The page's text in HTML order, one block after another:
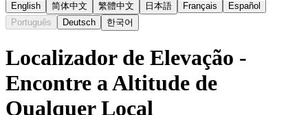
English 简体中文 繁體中文 日本語 Français
Español
Português
Deutsch 한국어
Localizador de Elevação -
Encontre a Altitude de
Qualquer Local